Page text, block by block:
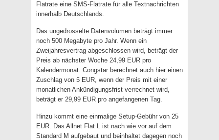
Flatrate eine SMS-Flatrate für alle Textnachrichten
innerhalb Deutschlands.
Das ungedrosselte Datenvolumen beträgt immer
noch 500 Megabyte pro Jahr. Wenn ein
Zweijahresvertrag abgeschlossen wird, beträgt der
Preis ab nächster Woche 24,99 EUR pro
Kalendermonat. Congstar berechnet auch hier einen
Zuschlag von 5 EUR, wenn der Preis mit einer
monatlichen Ankündigungsfrist verrechnet wird,
beträgt er 29,99 EUR pro angefangenen Tag.
Hinzu kommt eine einmalige Setup-Gebühr von 25
EUR. Das Allnet Flat L ist nach wie vor auf dem
Standard M aufgebaut und beinhaltet dagegen noch